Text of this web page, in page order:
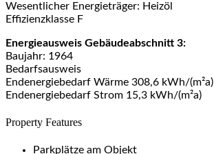
Wesentlicher Energieträger: Heizöl
Effizienzklasse F
Energieausweis Gebäudeabschnitt 3:
Baujahr: 1964
Bedarfsausweis
Endenergiebedarf Wärme 308,6 kWh/(m²a)
Endenergiebedarf Strom 15,3 kWh/(m²a)
Property Features
Parkplätze am Objekt